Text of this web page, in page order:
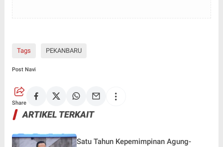
Tags PEKANBARU
Post Navi
Share
ARTIKEL TERKAIT
Satu Tahun Kepemimpinan Agung-